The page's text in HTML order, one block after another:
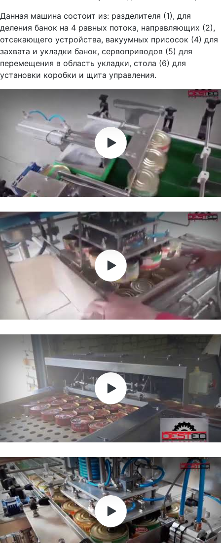
Данная машина состоит из: разделителя (1), для
деления банок на 4 равных потока, направляющих (2),
отсекающего устройства, вакуумных присосок (4) для
захвата и укладки банок, сервоприводов (5) для
перемещения в область укладки, стола (6) для
установки коробки и щита управления.